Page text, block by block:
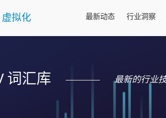
虚拟化 最新动态 行业洞察
词汇库 最新的行业